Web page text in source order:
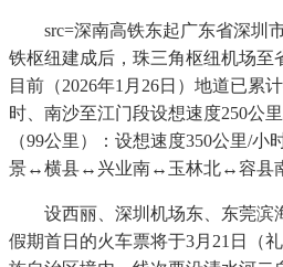
src=深南高铁东起广东省深圳市
铁枢纽建成后，珠三角枢纽机场
目前（2026年1月26日）地道已累
时、南沙至江门段设想速度250公
（99公里）：设想速度350公里/
景↔横县↔兴业南↔玉林北↔容县
设西丽、深圳机场东、东莞滨海
假期首日的火车票将于3月21日（